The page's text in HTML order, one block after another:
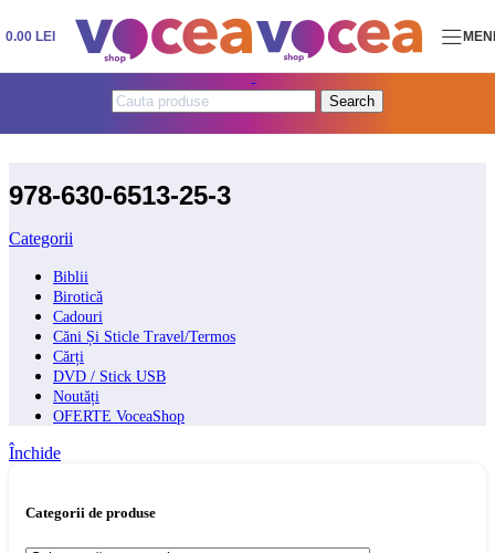
Skip to navigationSkip to main content
0.00 LEI
Search
978-630-6513-25-3
Categorii
Biblii
Birotică
Cadouri
Căni Și Sticle Travel/Termos
Cărți
DVD / Stick USB
Noutăți
OFERTE VoceaShop
Închide
Categorii de produse